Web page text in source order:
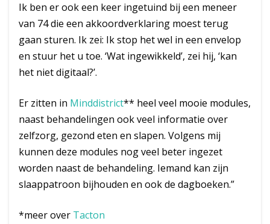
Ik ben er ook een keer ingetuind bij een meneer
van 74 die een akkoordverklaring moest terug
gaan sturen. Ik zei: Ik stop het wel in een envelop
en stuur het u toe. ‘Wat ingewikkeld’, zei hij, ‘kan
het niet digitaal?’.
Er zitten in Minddistrict** heel veel mooie modules,
naast behandelingen ook veel informatie over
zelfzorg, gezond eten en slapen. Volgens mij
kunnen deze modules nog veel beter ingezet
worden naast de behandeling. Iemand kan zijn
slaappatroon bijhouden en ook de dagboeken.”
*meer over Tacton